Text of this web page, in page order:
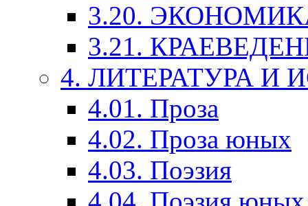
3.20.
3.21.
4. ЛИТЕРАТУРА И
4.01. Проза
4.02. Проза юных
4.03. Поэзия